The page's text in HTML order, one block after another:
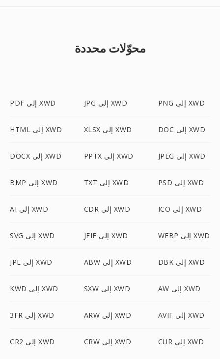
محوّلات محددة
PDF إلى XWD JPG إلى XWD PNG إلى XWD
HTML إلى XWD XLSX إلى XWD DOC إلى XWD
DOCX إلى XWD PPTX إلى XWD JPEG إلى XWD
BMP إلى XWD TXT إلى XWD PSD إلى XWD
AI إلى XWD CDR إلى XWD ICO إلى XWD
SVG إلى XWD JFIF إلى XWD WEBP إلى XWD
JPE إلى XWD ABW إلى XWD DBK إلى XWD
KWD إلى XWD SXW إلى XWD AW إلى XWD
3FR إلى XWD ARW إلى XWD AVIF إلى XWD
CR2 إلى XWD CRW إلى XWD CUR إلى XWD